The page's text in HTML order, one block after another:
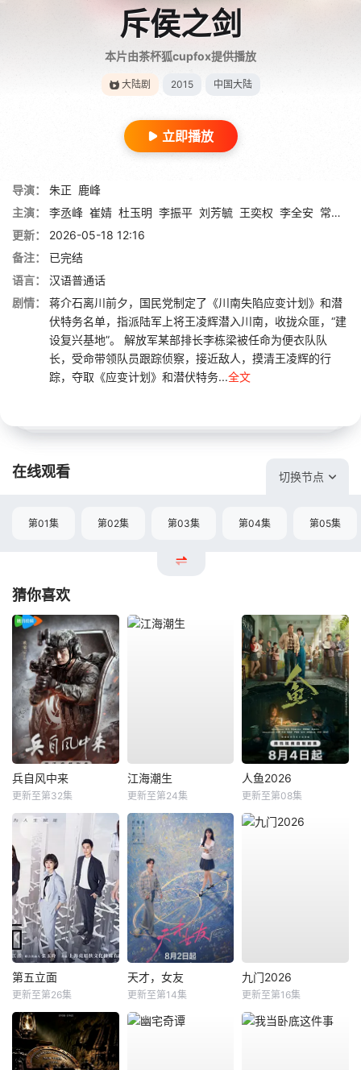
斥侯之剑
本片由茶杯狐cupfox提供播放
大陆剧 2015 中国大陆
立即播放
导演： 朱正 鹿峰
主演：
李丞峰 崔婧 杜玉明 李振平 刘芳毓 王奕权 李全安 常波
更新：
2026-05-18 12:16
备注：
已完结
语言：
汉语普通话
剧情：
蒋介石离川前夕，国民党制定了《川南失陷应变计划》和潜
伏特务名单，指派陆军上将王凌辉潜入川南，收拢众匪，“建
设复兴基地”。 解放军某部排长李栋梁被任命为便衣队队
长，受命带领队员跟踪侦察，接近敌人，摸清王凌辉的行
踪，夺取《应变计划》和潜伏特务...全文
在线观看 切换节点
第01集 第02集 第03集 第04集 第05集
猜你喜欢
兵自风中来
更新至第32集
江海潮生
更新至第24集
人鱼2026
更新至第08集
第五立面
更新至第26集
天才，女友
更新至第14集
九门2026
更新至第16集